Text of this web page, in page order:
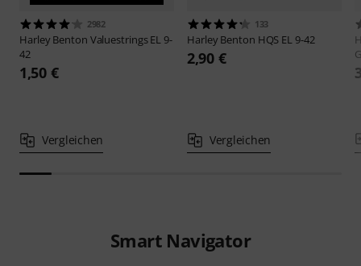
2982
Harley Benton Valuestrings EL 9-
42
1,50 €
Vergleichen
133
Harley Benton HQS EL 9-42
2,90 €
Vergleichen
Smart Navigator